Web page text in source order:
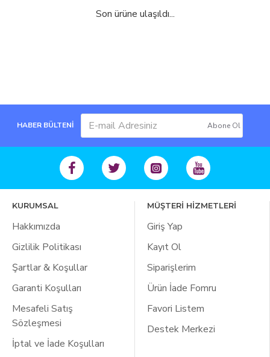
Son ürüne ulaşıldı...
HABER BÜLTENİ Abone Ol
KURUMSAL
Hakkımızda
Gizlilik Politikası
Şartlar & Koşullar
Garanti Koşulları
Mesafeli Satış
Sözleşmesi
İptal ve İade Koşulları
MÜŞTERİ HİZMETLERİ
Giriş Yap
Kayıt Ol
Siparişlerim
Ürün İade Fomru
Favori Listem
Destek Merkezi